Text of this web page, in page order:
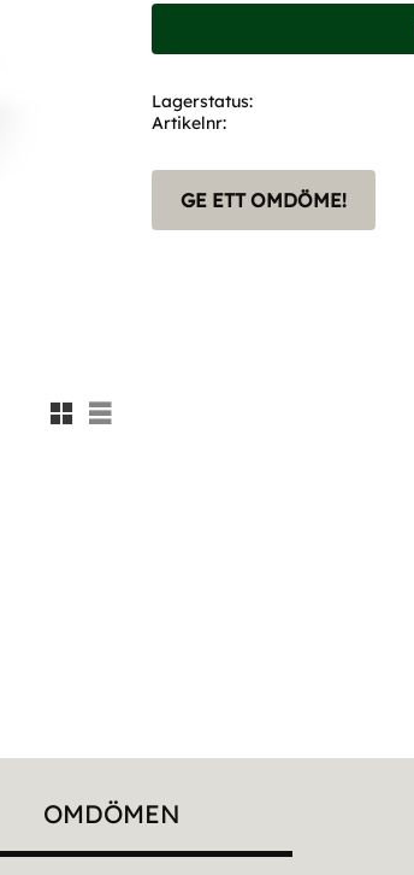
Rutnätsvy
Listvy
Lagerstatus
Artikelnr
GE ETT OMDÖME!
OMDÖMEN